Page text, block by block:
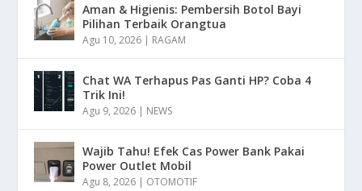
Aman & Higienis: Pembersih Botol Bayi
Pilihan Terbaik Orangtua
Agu 10, 2026 | RAGAM
Chat WA Terhapus Pas Ganti HP? Coba 4
Trik Ini!
Agu 9, 2026 | NEWS
Wajib Tahu! Efek Cas Power Bank Pakai
Power Outlet Mobil
Agu 8, 2026 | OTOMOTIF